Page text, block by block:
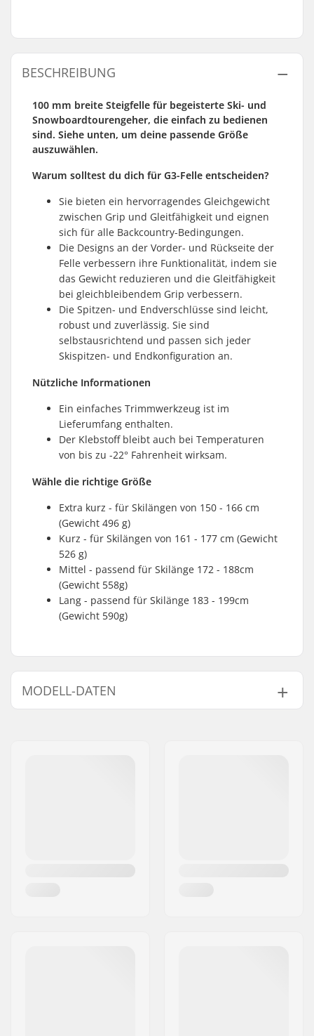
BESCHREIBUNG
100 mm breite Steigfelle für begeisterte Ski- und
Snowboardtourengeher, die einfach zu bedienen
sind. Siehe unten, um deine passende Größe
auszuwählen.
Warum solltest du dich für G3-Felle entscheiden?
Sie bieten ein hervorragendes Gleichgewicht
zwischen Grip und Gleitfähigkeit und eignen
sich für alle Backcountry-Bedingungen.
Die Designs an der Vorder- und Rückseite der
Felle verbessern ihre Funktionalität, indem sie
das Gewicht reduzieren und die Gleitfähigkeit
bei gleichbleibendem Grip verbessern.
Die Spitzen- und Endverschlüsse sind leicht,
robust und zuverlässig. Sie sind
selbstausrichtend und passen sich jeder
Skispitzen- und Endkonfiguration an.
Nützliche Informationen
Ein einfaches Trimmwerkzeug ist im
Lieferumfang enthalten.
Der Klebstoff bleibt auch bei Temperaturen
von bis zu -22° Fahrenheit wirksam.
Wähle die richtige Größe
Extra kurz - für Skilängen von 150 - 166 cm
(Gewicht 496 g)
Kurz - für Skilängen von 161 - 177 cm (Gewicht
526 g)
Mittel - passend für Skilänge 172 - 188cm
(Gewicht 558g)
Lang - passend für Skilänge 183 - 199cm
(Gewicht 590g)
MODELL-DATEN